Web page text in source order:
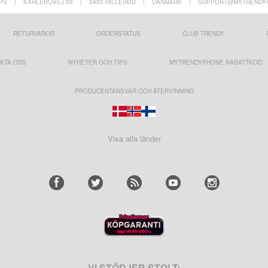
| KARLEBOVEJ 59 | 3400 HILLERØD | DANMARK |
RETURVAROR ORDERSTATUS CLUB TRENDY
OSS NYHETER OCH TIPS MYTRENDYPHONE RABATTKOD
PRODUCENTANSVAR OCH ÅTERVINNING
Visa alla länder